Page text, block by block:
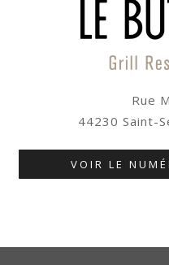
Rue
44230 Saint-
VOIR LE